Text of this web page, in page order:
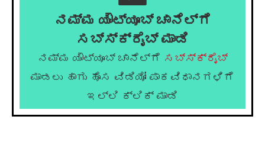
ನಮ್ಮ ಯೌಟ್ಯೂಬ್ ಚಾನೆಲ್ಗೆ
ಸಬ್ಸ್ಕ್ರೈಬ್ ಮಾಡಿ
ನಮ್ಮ ಯೌಟ್ಯೂಬ್ ಚಾನೆಲ್ಗೆ ಸಬ್ಸ್ಕ್ರೈಬ್
ಮಾಡಲು ಹಾಗು ಹೊಸ ವಿಡಿಯೋ ಪಾಕವಿಧಾನಗಳಿಗೆ
ಇಲ್ಲಿ ಕ್ಲಿಕ್ ಮಾಡಿ